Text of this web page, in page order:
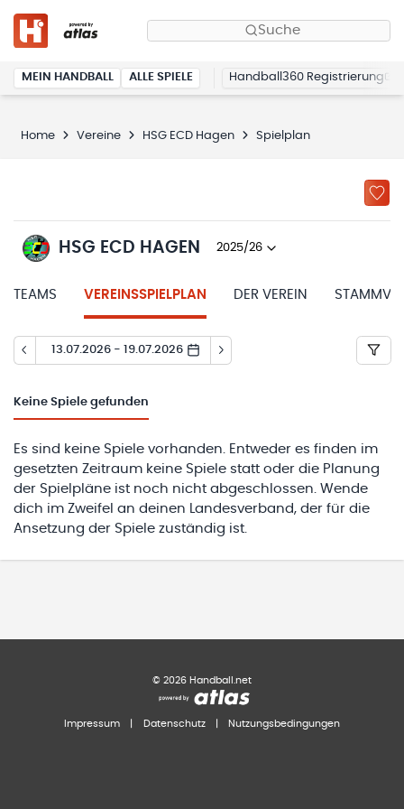
Suche
MEIN HANDBALL ALLE SPIELE Handball360 Registrierung
Home Vereine HSG ECD Hagen Spielplan
HSG ECD HAGEN 2025/26
TEAMS VEREINSSPIELPLAN DER VEREIN
13.07.2026 - 19.07.2026
Keine Spiele gefunden
Es sind keine Spiele vorhanden. Entweder es finden im
gesetzten Zeitraum keine Spiele statt oder die Planung
der Spielpläne ist noch nicht abgeschlossen. Wende
dich im Zweifel an deinen Landesverband, der für die
Ansetzung der Spiele zuständig ist.
© 2026 Handball.net
Impressum Datenschutz Nutzungsbedingungen